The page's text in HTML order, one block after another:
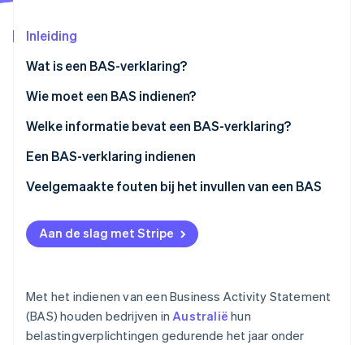
Nu bekijken
Inleiding
Wat is een BAS-verklaring?
Wie moet een BAS indienen?
Welke informatie bevat een BAS-verklaring?
GST-inning
PAYG-inhouding
PAYG-termijnen
Overige belastingen
Een BAS-verklaring indienen
Veelgemaakte fouten bij het invullen van een BAS
Onjuiste GST-aangifte
Misverstanden over BAS-formulieren
Ontbrekende BAS-deadlines
Slechte administratie
Aan de slag met Stripe
Met het indienen van een Business Activity Statement
(BAS) houden bedrijven inAustralië hun
belastingverplichtingen gedurende het jaar onder